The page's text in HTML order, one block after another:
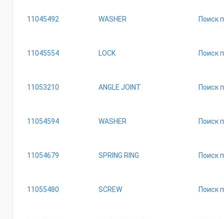
11045492 WASHER Поиск
11045554 LOCK Поиск
11053210 ANGLE JOINT Поиск
11054594 WASHER Поиск
11054679 SPRING RING Поиск
11055480 SCREW Поиск